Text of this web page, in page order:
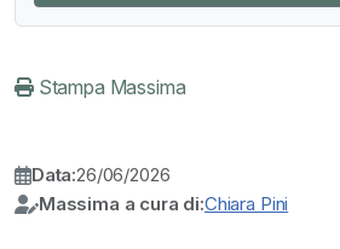
Stampa Massima
Data:26/06/2026
Massima a cura di:Chiara Pini